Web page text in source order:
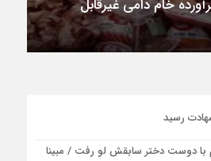
۳فوتی در واژگونی و آتش‌سوزی پژو ۴۰۵ در
رسید
با دوست دختر سابقش لو رفت / مبینا